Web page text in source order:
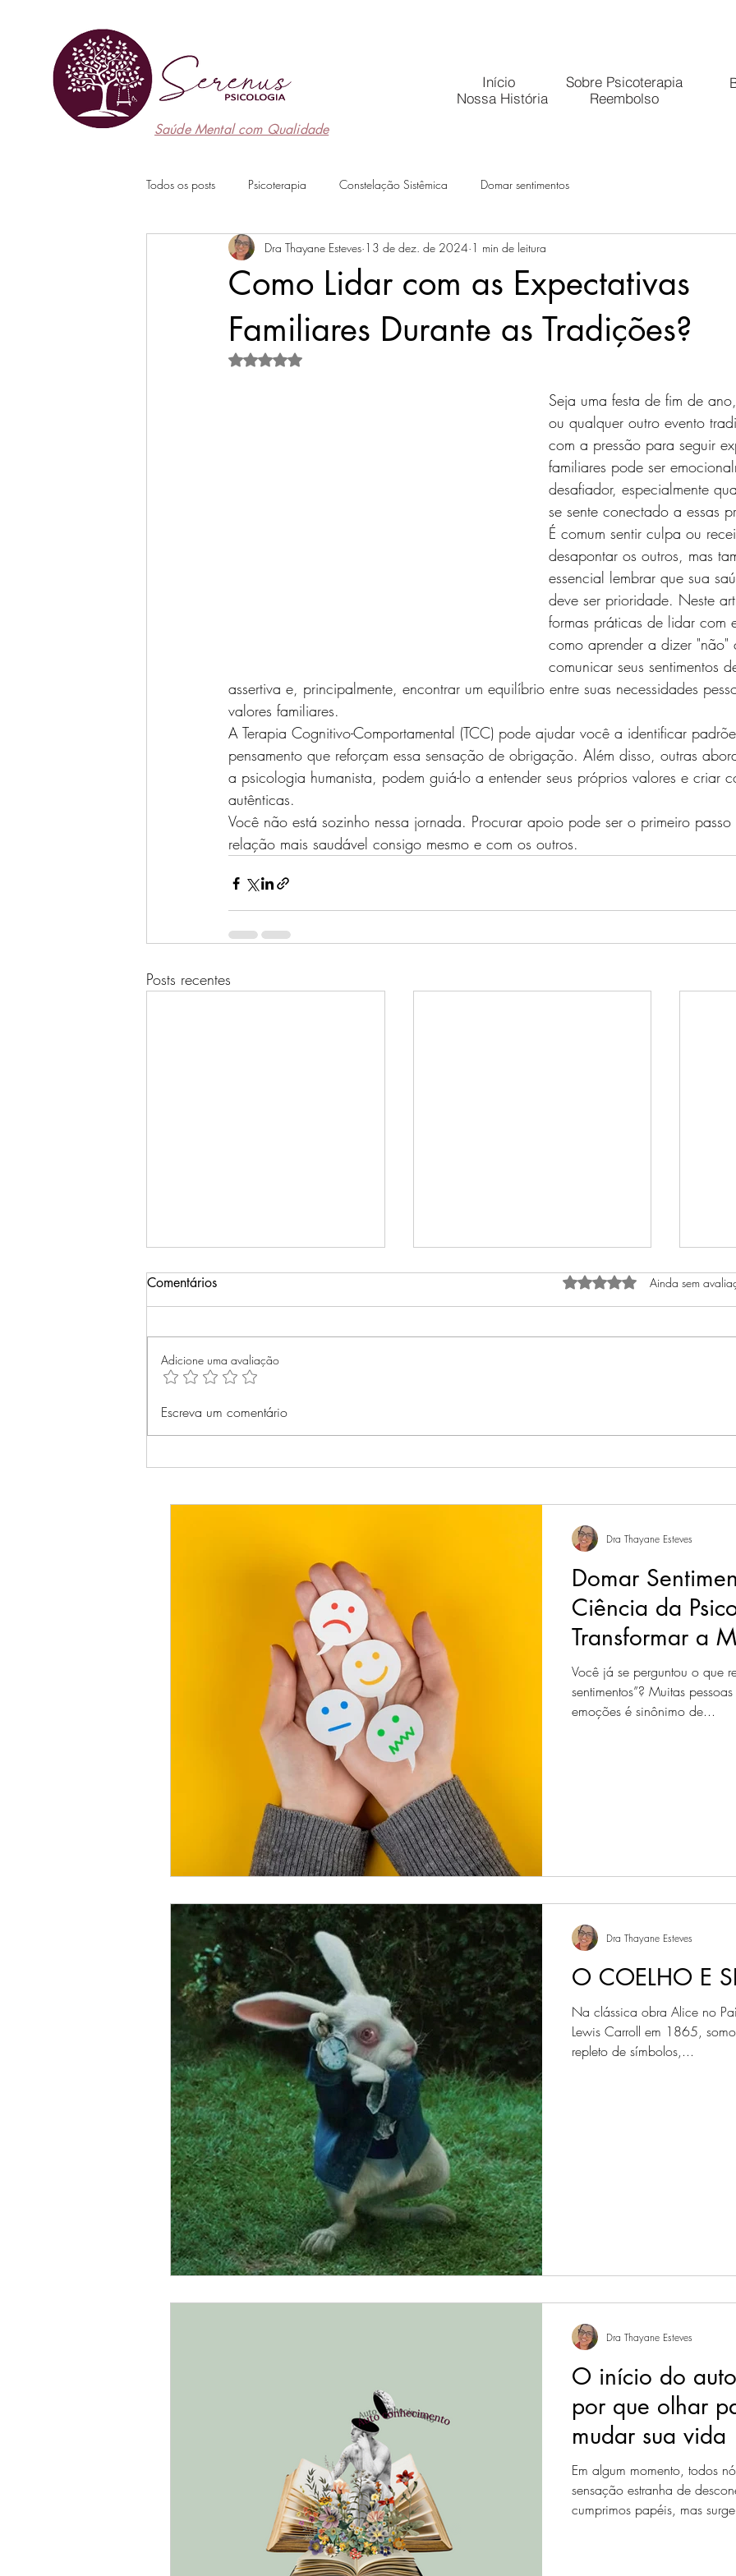
Saúde Mental com Qualidade
Início
Sobre Psicoterapia
Reembolso
Nossa História
Todos os posts Psicoterapia Constelação Sistêmica Domar sentimentos
Como Lidar com as Expectativas
Familiares Durante as Tradições?
Dra Thayane Esteves 13 de dez. de 2024 1 min de leitura
Avaliado com NaN de 5 estrelas.
Seja uma festa de fim de
ou qualquer outro evento
com a pressão para seguir
familiares pode ser
desafiador, especialmente
se sente conectado a essas
É comum sentir culpa ou
desapontar os outros, mas
essencial lembrar que sua
deve ser prioridade. Neste
formas práticas de lidar com
como aprender a dizer "não"
comunicar seus sentimentos
assertiva e, principalmente, encontrar um equilíbrio entre suas necessidades
valores familiares.
A Terapia Cognitivo-Comportamental (TCC) pode ajudar você a identificar
pensamento que reforçam essa sensação de obrigação. Além disso, outras
a psicologia humanista, podem guiá-lo a entender seus próprios valores e criar
autênticas.
Você não está sozinho nessa jornada. Procurar apoio pode ser o primeiro
relação mais saudável consigo mesmo e com os outros.
Posts recentes
Domar Sentimentos: Como a
Ciência da Psicologia Pode
Lidar com Emoções
sua
Comentários Avaliado com 0 de 5
Ainda sem
Adicione uma avaliação
Escreva um comentário
Domar
Ciência da
Transformar a
com Emoções
Você já se perguntou o que
sentimentos”? Muitas
emoções é sinônimo de...
Dra Thayane Esteves
O COELHO E
Na clássica obra Alice no
Lewis Carroll em 1865,
repleto de símbolos,...
Dra Thayane Esteves
O início do
por que olhar
mudar sua vida
Em algum momento, todos
sensação estranha de
cumprimos papéis, mas
Dra Thayane Esteves